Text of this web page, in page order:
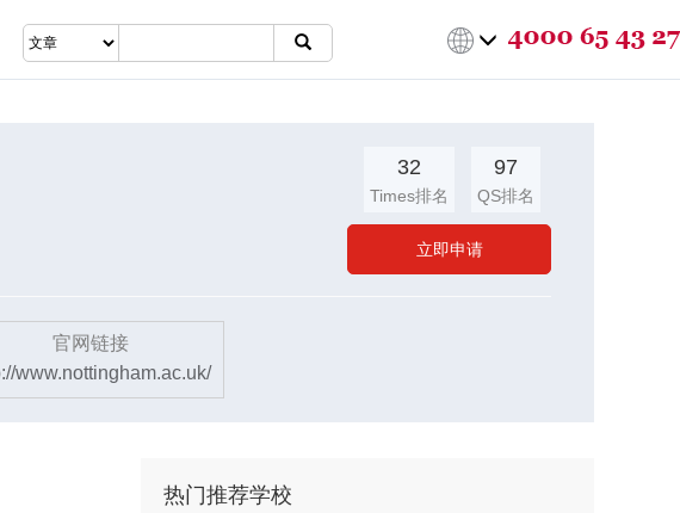
32
Times排名
97
QS排名
立即申请
官网链接
www.nottingham.ac.uk/
热门推荐学校